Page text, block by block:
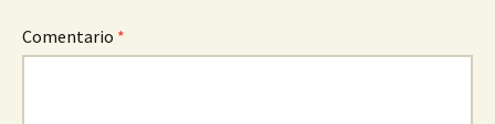
Comentario *